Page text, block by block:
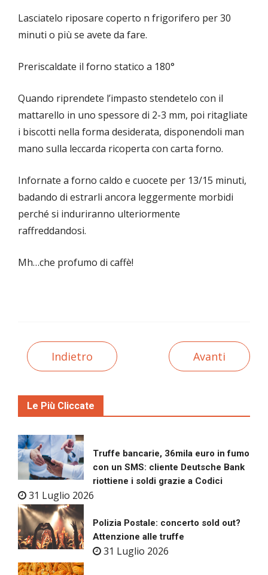
Lasciatelo riposare coperto n frigorifero per 30
minuti o più se avete da fare.
Preriscaldate il forno statico a 180°
Quando riprendete l’impasto stendetelo con il
mattarello in uno spessore di 2-3 mm, poi ritagliate
i biscotti nella forma desiderata, disponendoli man
mano sulla leccarda ricoperta con carta forno.
Infornate a forno caldo e cuocete per 13/15 minuti,
badando di estrarli ancora leggermente morbidi
perché si induriranno ulteriormente
raffreddandosi.
Mh…che profumo di caffè!
Indietro Avanti
Le Più Cliccate
Truffe bancarie, 36mila euro in fumo
con un SMS: cliente Deutsche Bank
riottiene i soldi grazie a Codici
31 Luglio 2026
Polizia Postale: concerto sold out?
Attenzione alle truffe
31 Luglio 2026